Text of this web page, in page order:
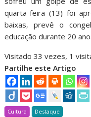
quarta-feira (13) foi
baixas, prevê o
educação durante 20
Visitado 33 vezes, 1
Partilhe este Artigo
Cultura Destaque